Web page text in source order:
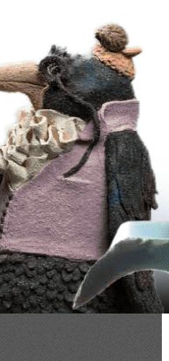
affichées
sociaux